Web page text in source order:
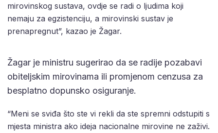
mirovinskog sustava, ovdje se radi o ljudima koji
nemaju za egzistenciju, a mirovinski sustav je
prenapregnut”, kazao je Žagar.
Žagar je ministru sugerirao da se radije pozabavi
obiteljskim mirovinama ili promjenom cenzusa za
besplatno dopunsko osiguranje.
“Meni se sviđa što ste vi rekli da ste spremni odstupiti s
mjesta ministra ako ideja nacionalne mirovine ne zaživi.